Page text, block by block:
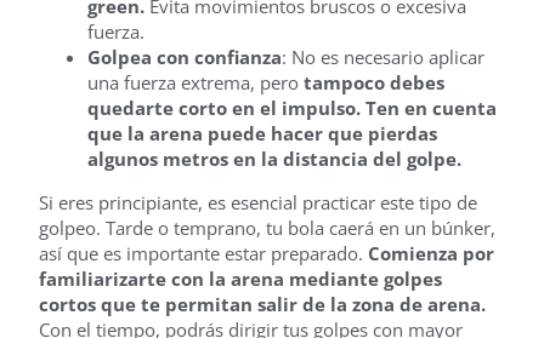
green. Evita movimientos bruscos o excesiva
fuerza.
Golpea con confianza: No es necesario aplicar
una fuerza extrema, pero tampoco debes
quedarte corto en el impulso. Ten en cuenta
que la arena puede hacer que pierdas
algunos metros en la distancia del golpe.
Si eres principiante, es esencial practicar este tipo de
golpeo. Tarde o temprano, tu bola caerá en un búnker,
así que es importante estar preparado. Comienza por
familiarizarte con la arena mediante golpes
cortos que te permitan salir de la zona de arena.
Con el tiempo, podrás dirigir tus golpes con mayor